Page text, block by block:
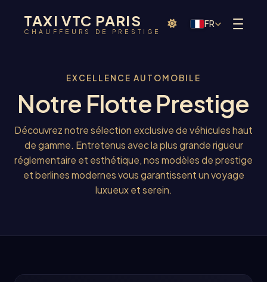
TAXI VTC PARIS
CHAUFFEURS DE PRESTIGE
FR
EXCELLENCE AUTOMOBILE
Notre Flotte Prestige
Découvrez notre sélection exclusive de véhicules haut
de gamme. Entretenus avec la plus grande rigueur
réglementaire et esthétique, nos modèles de prestige
et berlines modernes vous garantissent un voyage
luxueux et serein.